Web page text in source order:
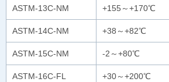
ASTM-13C-NM +155～+170℃
ASTM-14C-NM +38～+82℃
ASTM-15C-NM -2～+80℃
ASTM-16C-FL +30～+200℃